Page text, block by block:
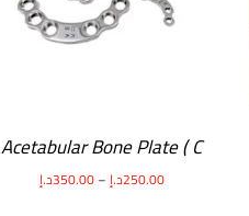
Acetabular Bone Plate ( C
Plate )250.00د.إ–
350.00د.إ